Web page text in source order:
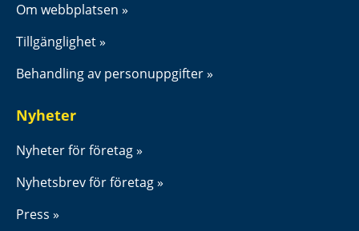
Om webbplatsen
Tillgänglighet
Behandling av personuppgifter
Nyheter
Nyheter för företag
Nyhetsbrev för företag
Press